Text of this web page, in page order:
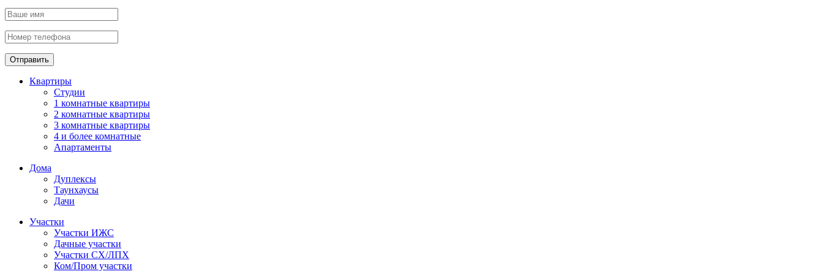
Отправить
Квартиры
Студии
1 комнатные квартиры
2 комнатные квартиры
3 комнатные квартиры
4 и более комнатные
Апартаменты
Дома
Дуплексы
Таунхаусы
Дачи
Участки
Участки ИЖС
Дачные участки
Участки СХ/ЛПХ
Ком/Пром участки